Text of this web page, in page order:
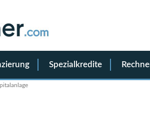
Spezialkredite